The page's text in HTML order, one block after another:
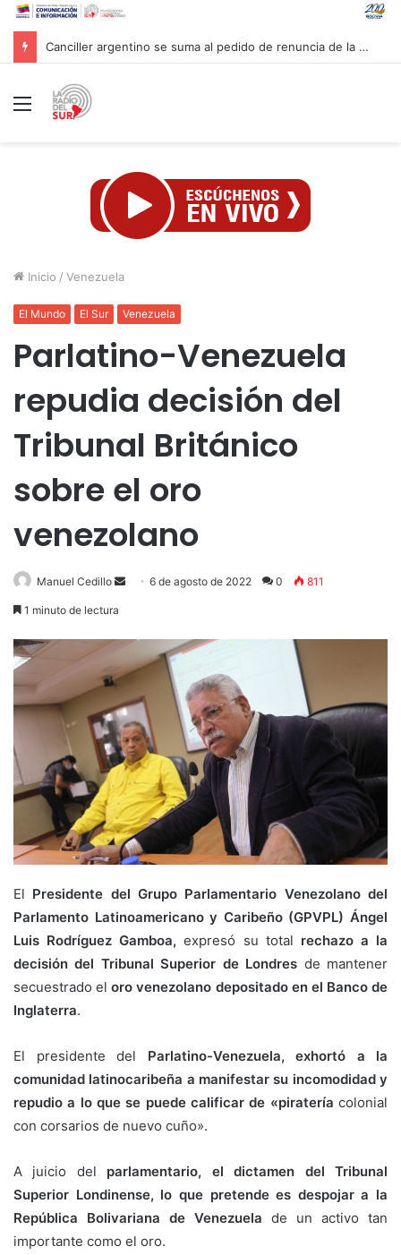
Venezuela y la firma global Miyamoto International evalúan proyectos para reforzar la resiliencia sísmica nacional
Menú
Inicio / Venezuela
El Mundo El Sur Venezuela
Parlatino-Venezuela
repudia decisión del
Tribunal Británico
sobre el oro
venezolano
Manuel Cedillo
Send6 de agosto de 2022 0 811
1 minuto de lectura
El Presidente del Grupo Parlamentario Venezolano del
Parlamento Latinoamericano y Caribeño (GPVPL) Ángel
Luis Rodríguez Gamboa, expresó su total rechazo a la
decisión del Tribunal Superior de Londres de mantener
secuestrado eloro venezolano depositado en el Banco de
Inglaterra.
El presidente del Parlatino-Venezuela, exhortó a la
comunidad latinocaribeña a manifestar su incomodidad y
repudio a lo que se puede calificar de «piratería colonial
con corsarios de nuevo cuño».
A juicio del parlamentario, el dictamen del Tribunal
Superior Londinense, lo que pretende es despojar a la
República Bolivariana de Venezuela de un activo tan
importante como el oro.